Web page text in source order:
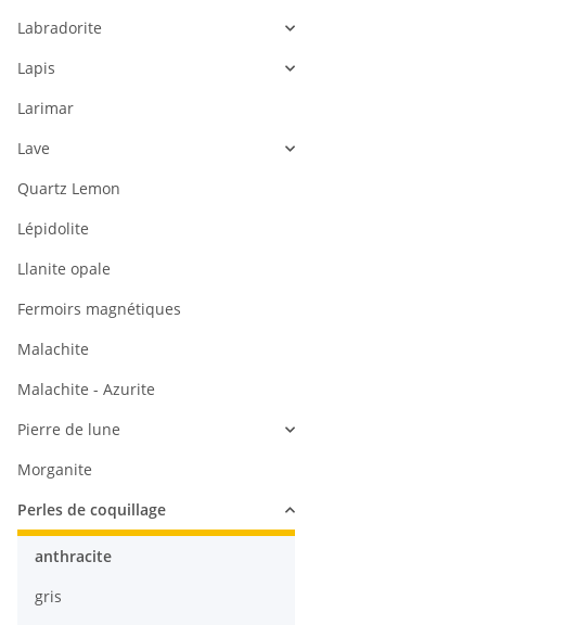
Labradorite
Lapis
Larimar
Lave
Quartz Lemon
Lépidolite
Llanite opale
Fermoirs magnétiques
Malachite
Malachite - Azurite
Pierre de lune
Morganite
Perles de coquillage
anthracite
gris